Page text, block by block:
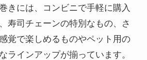
きには、コンビニで手軽に購入
寿司チェーンの特別なもの、さ
覚で楽しめるものやペット用の
ラインアップが揃っています。